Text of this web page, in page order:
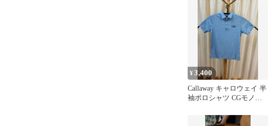
¥3,400
Callaway キャロウェイ 半
袖ポロシャツ CGモノグ